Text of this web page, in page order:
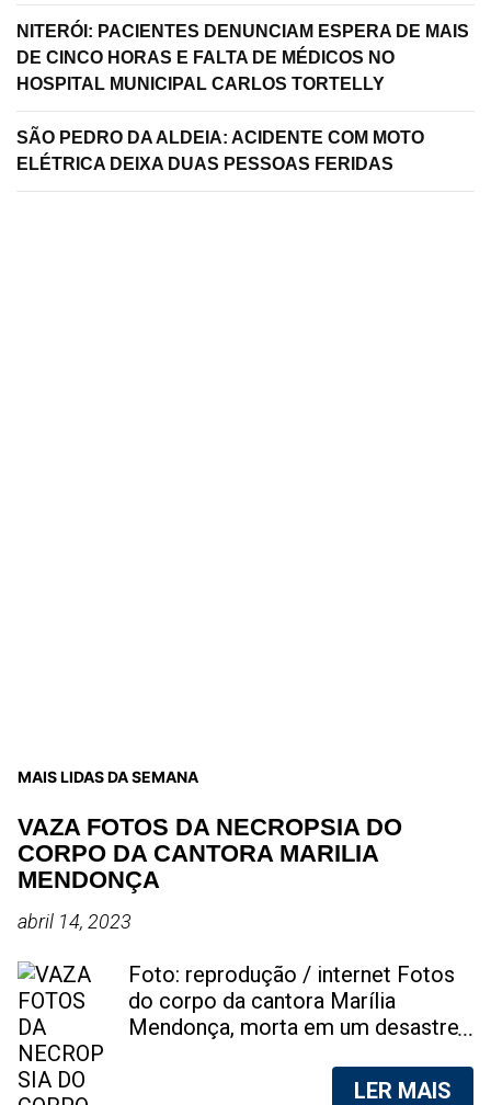
NITERÓI: PACIENTES DENUNCIAM ESPERA DE MAIS
DE CINCO HORAS E FALTA DE MÉDICOS NO
HOSPITAL MUNICIPAL CARLOS TORTELLY
SÃO PEDRO DA ALDEIA: ACIDENTE COM MOTO
ELÉTRICA DEIXA DUAS PESSOAS FERIDAS
MAIS LIDAS DA SEMANA
VAZA FOTOS DA NECROPSIA DO
CORPO DA CANTORA MARILIA
MENDONÇA
abril 14, 2023
Foto: reprodução / internet Fotos
do corpo da cantora Marília
Mendonça, morta em um desastre
foram vazadas na internet. ALER MAIS